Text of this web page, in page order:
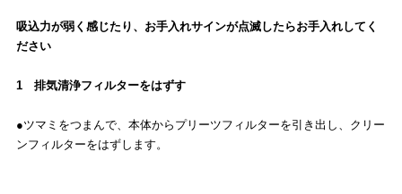
吸込力が弱く感じたり、お手入れサインが点滅したらお手入れしてく
ださい
1 排気清浄フィルターをはずす
●ツマミをつまんで、本体からプリーツフィルターを引き出し、クリー
ンフィルターをはずします。